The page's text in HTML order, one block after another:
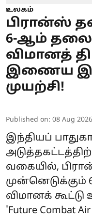
உலகம்
பிரான்ஸ்
6-ஆம்
விமானத்
இணைய
முயற்சி!
Published on: 08 Aug
இந்தியப்
வகையில்,
விமானக் கூட்டு
'Future Combat Air